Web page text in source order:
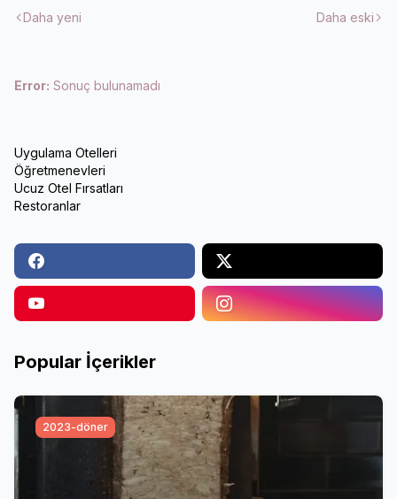
Daha yeni Daha eski
Error: Sonuç bulunamadı
Uygulama Otelleri
Öğretmenevleri
Ucuz Otel Fırsatları
Restoranlar
Popular İçerikler
2023-döner